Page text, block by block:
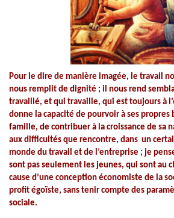
Pour le dire de manière imagée, le travail
nous remplit de dignité ; il nous rend
travaillé, et qui travaille, qui est toujours à
donne la capacité de pourvoir à ses propres
famille, de contribuer à la croissance de sa
aux difficultés que rencontre, dans un
monde du travail et de l’entreprise ; je
sont pas seulement les jeunes, qui sont au
cause d’une conception économiste de la
profit égoïste, sans tenir compte des
sociale.